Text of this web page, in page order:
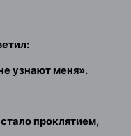
узнают меня».
проклятием,